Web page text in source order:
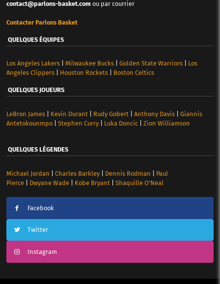
contact@parlons-basket.com ou par courrier
Contacter Parlons Basket
QUELQUES ÉQUIPES
Los Angeles Lakers| Milwaukee Bucks| Golden State Warriors| Los
Angeles Clippers| Houston Rockets| Boston Celtics
QUELQUES JOUEURS
LeBron James| Kevin Durant Rudy Gobert Anthony Davis| Giannis
Antetokounmpo| Stephen Curry| Luka Doncic| Zion Williamson
QUELQUES LÉGENDES
Michael Jordan Charles Barkley| Dennis Rodman
Paul
Pierce| Dwyane Wade| Kobe Bryant Shaquille O’Neal
Facebook
Twitter
Instagram